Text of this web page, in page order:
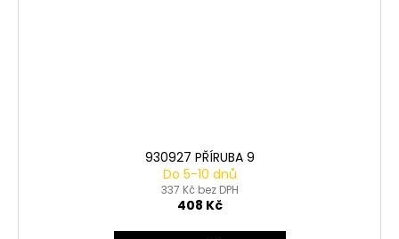
930927 PŘÍRUBA 9
Do 5-10 dnů
337 Kč bez DPH
408 Kč